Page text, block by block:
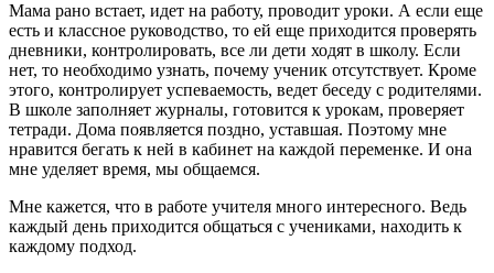
Мама рано встает, идет на работу, проводит уроки. А если еще
есть и классное руководство, то ей еще приходится проверять
дневники, контролировать, все ли дети ходят в школу. Если
нет, то необходимо узнать, почему ученик отсутствует. Кроме
этого, контролирует успеваемость, ведет беседу с родителями.
В школе заполняет журналы, готовится к урокам, проверяет
тетради. Дома появляется поздно, уставшая. Поэтому мне
нравится бегать к ней в кабинет на каждой переменке. И она
мне уделяет время, мы общаемся.
Мне кажется, что в работе учителя много интересного. Ведь
каждый день приходится общаться с учениками, находить к
каждому подход.